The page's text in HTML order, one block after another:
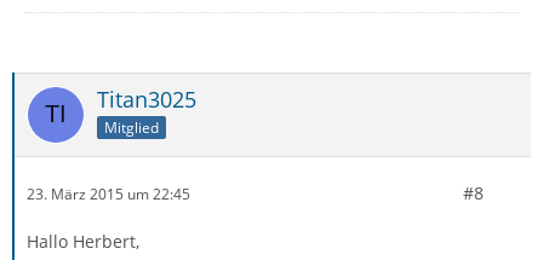
Titan3025
Mitglied
23. März 2015 um 22:45 #8
Hallo Herbert,